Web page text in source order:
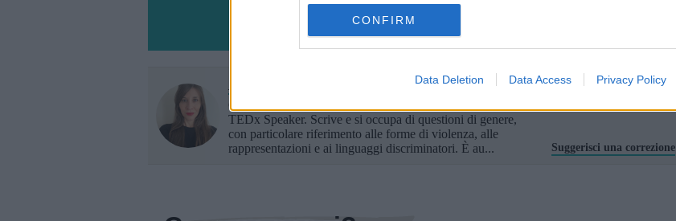
CONFIRM
Data Deletion Data Access Privacy Policy
Condividi su
Giornalista professionista, esperta in gender studies, autrice e
TEDx Speaker. Scrive e si occupa di questioni di genere,
con particolare riferimento alle forme di violenza, alle
rappresentazioni e ai linguaggi discriminatori. È au...
Suggerisci una correzione